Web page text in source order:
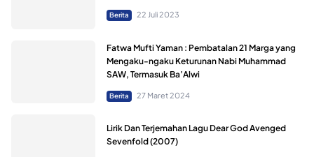
Berita 22 Juli 2023
Fatwa Mufti Yaman : Pembatalan 21 Marga yang
Mengaku-ngaku Keturunan Nabi Muhammad
SAW, Termasuk Ba’Alwi
Berita 27 Maret 2024
Lirik Dan Terjemahan Lagu Dear God Avenged
Sevenfold (2007)